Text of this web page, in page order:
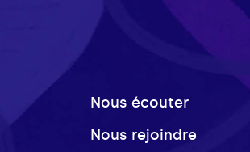
Nous écouter
Nous rejoindre